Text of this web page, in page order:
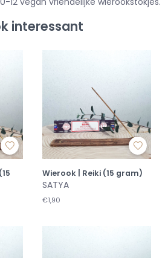
interessant
Wierook | Reiki (15 gram)
SATYA
€1,90